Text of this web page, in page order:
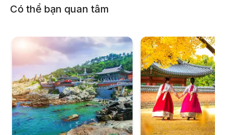
Có thể bạn quan tâm